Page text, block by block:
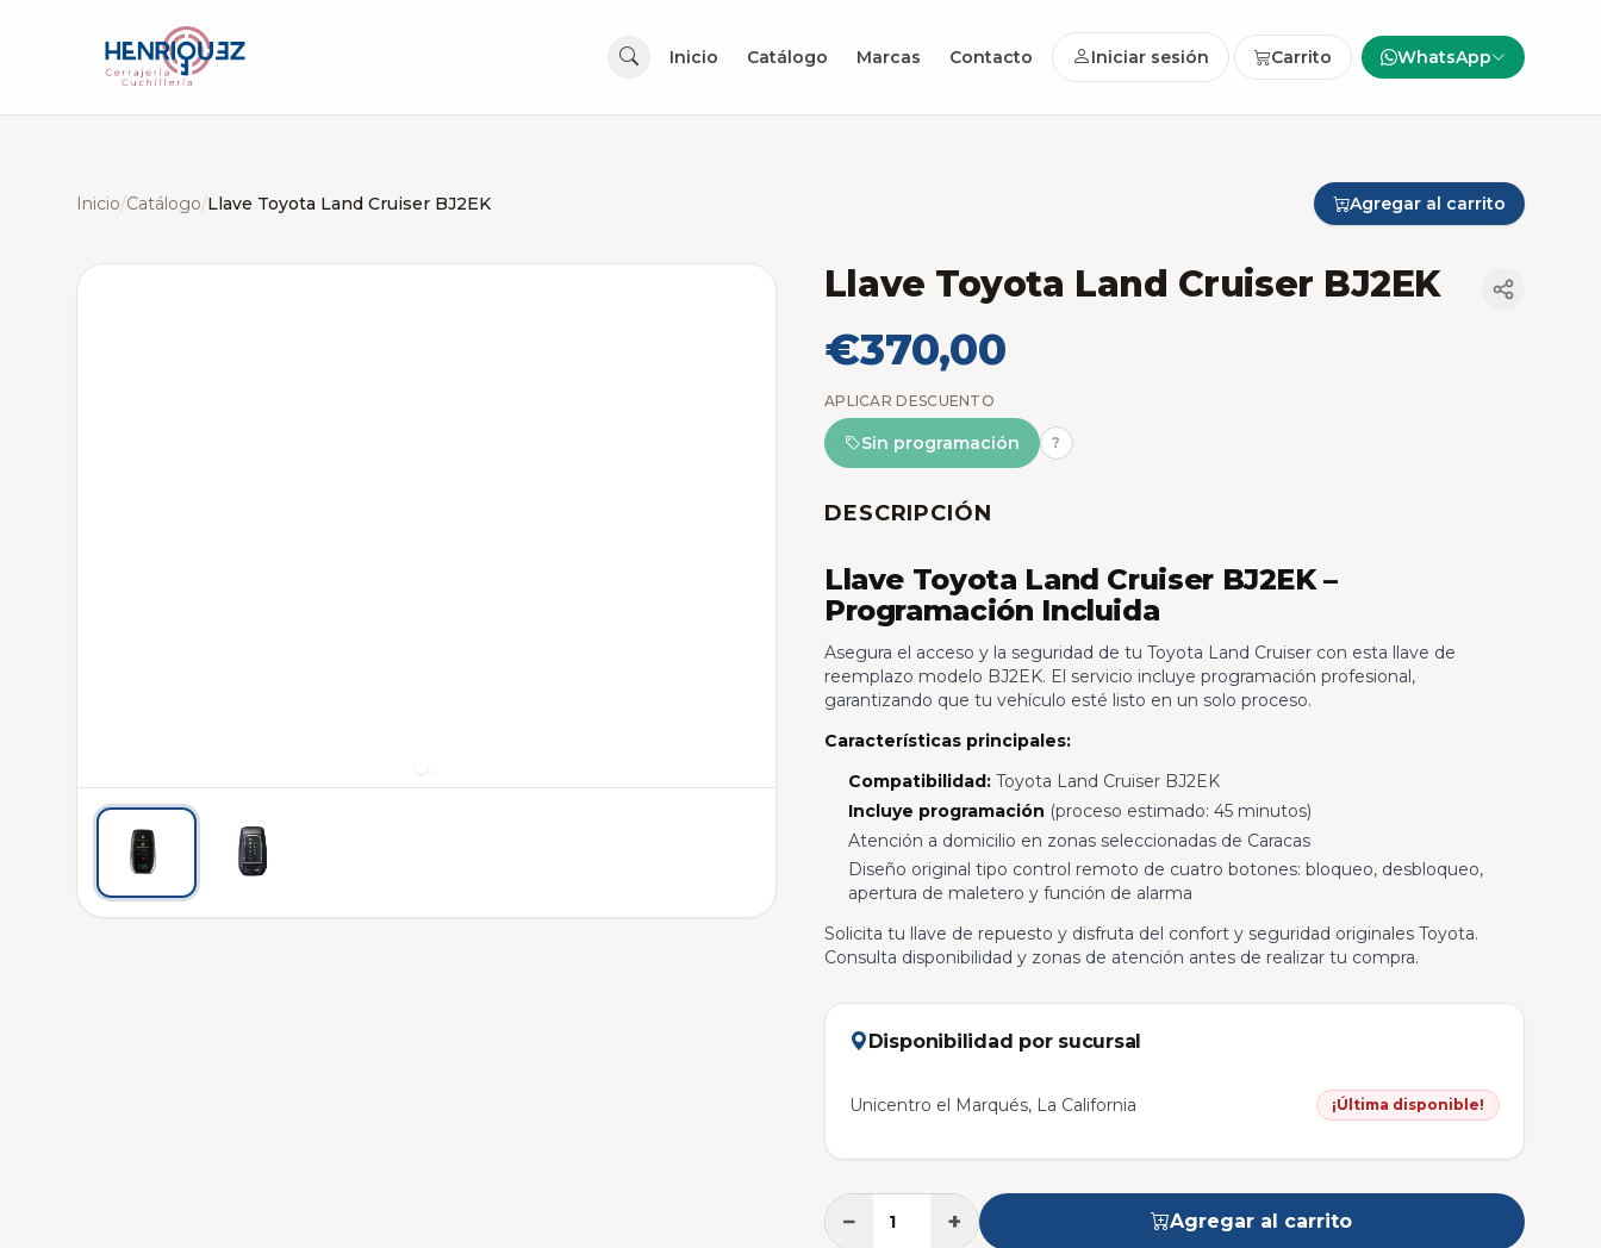
Inicio Catálogo Marcas Contacto Iniciar sesión Carrito WhatsApp
Inicio/Catálogo/Llave Toyota Land Cruiser BJ2EK Agregar al carrito
Llave Toyota Land Cruiser BJ2EK
€370,00
APLICAR DESCUENTO
Sin programación ?
DESCRIPCIÓN
Llave Toyota Land Cruiser BJ2EK –
Programación Incluida
Asegura el acceso y la seguridad de tu Toyota Land Cruiser con esta llave de
reemplazo modelo BJ2EK. El servicio incluye programación profesional,
garantizando que tu vehículo esté listo en un solo proceso.
Características principales:
Compatibilidad:Toyota Land Cruiser BJ2EK
Incluye programación (proceso estimado: 45 minutos)
Atención a domicilio en zonas seleccionadas de Caracas
Diseño original tipo control remoto de cuatro botones: bloqueo, desbloqueo,
apertura de maletero y función de alarma
Solicita tu llave de repuesto y disfruta del confort y seguridad originales Toyota.
Consulta disponibilidad y zonas de atención antes de realizar tu compra.
Disponibilidad por sucursal
Unicentro el Marqués, La California ¡Última disponible!
− + Agregar al carrito